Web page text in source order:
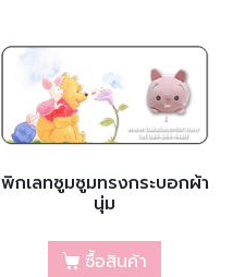
พิกเลทซูมซูมทรงกระบอกผ้า
นุ่ม
ซื้อสินค้า